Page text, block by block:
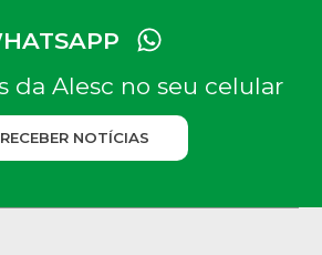
da Alesc no seu celular
RECEBER NOTÍCIAS